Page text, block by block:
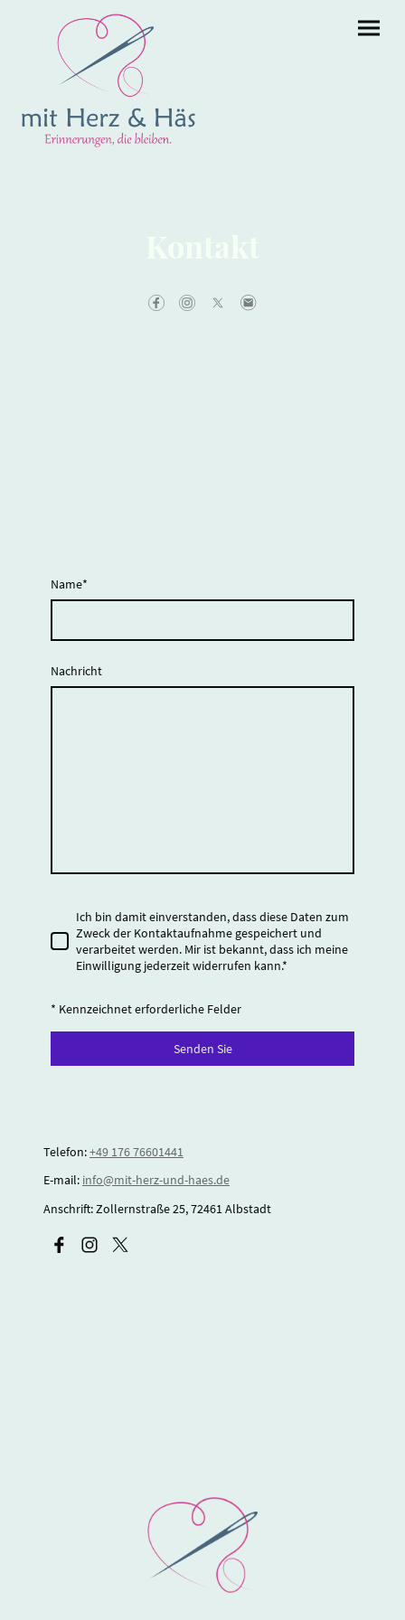
Name*
Nachricht
Ich bin damit einverstanden, dass diese Daten zum
Zweck der Kontaktaufnahme gespeichert und
verarbeitet werden. Mir ist bekannt, dass ich meine
Einwilligung jederzeit widerrufen kann.*
* Kennzeichnet erforderliche Felder
Senden Sie
Telefon:+49 176 76601441
E-mail: info@mit-herz-und-haes.de
Anschrift: Zollernstraße 25, 72461 Albstadt